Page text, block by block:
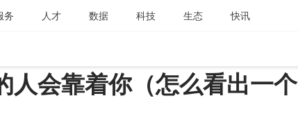
务 人才 数据 科技 生态 快讯
人会靠着你（怎么看出一个